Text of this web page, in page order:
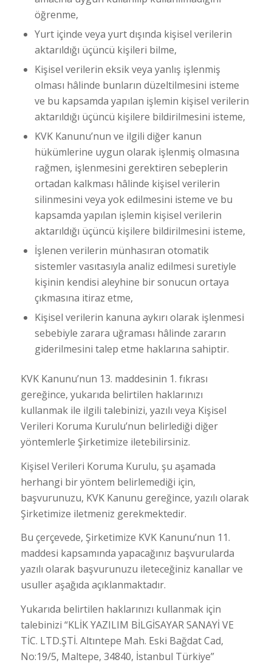
öğrenme,
Yurt içinde veya yurt dışında kişisel verilerin
aktarıldığı üçüncü kişileri bilme,
Kişisel verilerin eksik veya yanlış işlenmiş
olması hâlinde bunların düzeltilmesini isteme
ve bu kapsamda yapılan işlemin kişisel verilerin
aktarıldığı üçüncü kişilere bildirilmesini isteme,
KVK Kanunu’nun ve ilgili diğer kanun
hükümlerine uygun olarak işlenmiş olmasına
rağmen, işlenmesini gerektiren sebeplerin
ortadan kalkması hâlinde kişisel verilerin
silinmesini veya yok edilmesini isteme ve bu
kapsamda yapılan işlemin kişisel verilerin
aktarıldığı üçüncü kişilere bildirilmesini isteme,
İşlenen verilerin münhasıran otomatik
sistemler vasıtasıyla analiz edilmesi suretiyle
kişinin kendisi aleyhine bir sonucun ortaya
çıkmasına itiraz etme,
Kişisel verilerin kanuna aykırı olarak işlenmesi
sebebiyle zarara uğraması hâlinde zararın
giderilmesini talep etme haklarına sahiptir.
KVK Kanunu’nun 13. maddesinin 1. fıkrası
gereğince, yukarıda belirtilen haklarınızı
kullanmak ile ilgili talebinizi, yazılı veya Kişisel
Verileri Koruma Kurulu’nun belirlediği diğer
yöntemlerle Şirketimize iletebilirsiniz.
Kişisel Verileri Koruma Kurulu, şu aşamada
herhangi bir yöntem belirlemediği için,
başvurunuzu, KVK Kanunu gereğince, yazılı olarak
Şirketimize iletmeniz gerekmektedir.
Bu çerçevede, Şirketimize KVK Kanunu’nun 11.
maddesi kapsamında yapacağınız başvurularda
yazılı olarak başvurunuzu ileteceğiniz kanallar ve
usuller aşağıda açıklanmaktadır.
Yukarıda belirtilen haklarınızı kullanmak için
talebinizi “KLİK YAZILIM BİLGİSAYAR SANAYİ VE
TİC. LTD.ŞTİ. Altıntepe Mah. Eski Bağdat Cad,
No:19/5, Maltepe, 34840, İstanbul Türkiye”